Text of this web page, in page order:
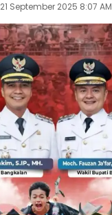
21 September 2025 8:07 AM